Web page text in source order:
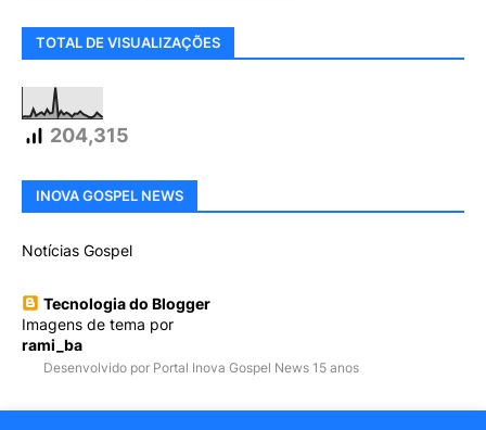
TOTAL DE VISUALIZAÇÕES
204,315
INOVA GOSPEL NEWS
Notícias Gospel
Tecnologia do Blogger
Imagens de tema por
rami_ba
Desenvolvido por Portal Inova Gospel News 15 anos